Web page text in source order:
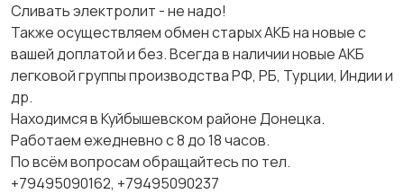
Сливать электролит - не надо!
Также осуществляем обмен старых АКБ на новые с
вашей доплатой и без. Всегда в наличии новые АКБ
легковой группы производства РФ, РБ, Турции, Индии и
др.
Находимся в Куйбышевском районе Донецка.
Работаем ежедневно с 8 до 18 часов.
По всём вопросам обращайтесь по тел.
+79495090162, +79495090237